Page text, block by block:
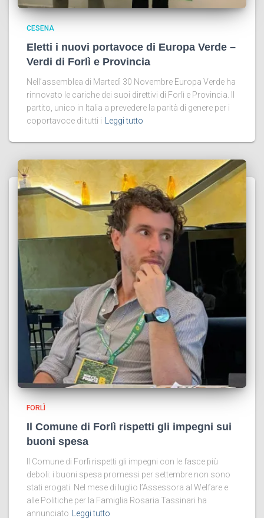
CESENA
Eletti i nuovi portavoce di Europa Verde –
Verdi di Forlì e Provincia
Nell’assemblea di Martedì 30 Novembre Europa Verde ha
rinnovato le cariche dei suoi direttivi di Forlì e Provincia. Il
partito, unico in Italia a prevedere la parità di genere per i
coportavoce di tutti i
Leggi tutto
FORLÌ
Il Comune di Forlì rispetti gli impegni sui
buoni spesa
Il Comune di Forlì rispetti gli impegni con le fasce più
deboli: i buoni spesa promessi per settembre non sono
stati erogati. Nel mese di luglio l’Assessora al Welfare e
alle Politiche per la Famiglia Rosaria Tassinari ha
annunciato
Leggi tutto